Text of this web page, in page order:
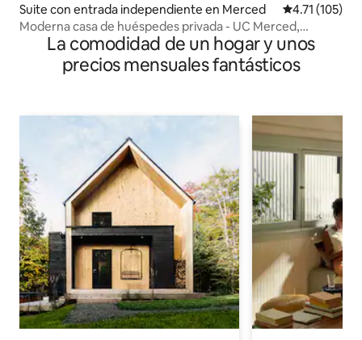
Suite con entrada independiente en Merced Calificación
4.71 (105)
Moderna casa de huéspedes privada - UC Merced,
Yosemite
La comodidad de un hogar y unos
precios mensuales fantásticos